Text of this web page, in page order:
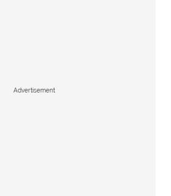
Advertisement